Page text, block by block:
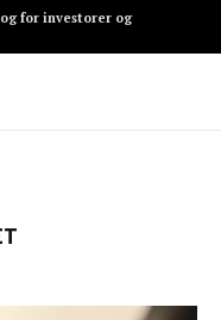
for investorer og